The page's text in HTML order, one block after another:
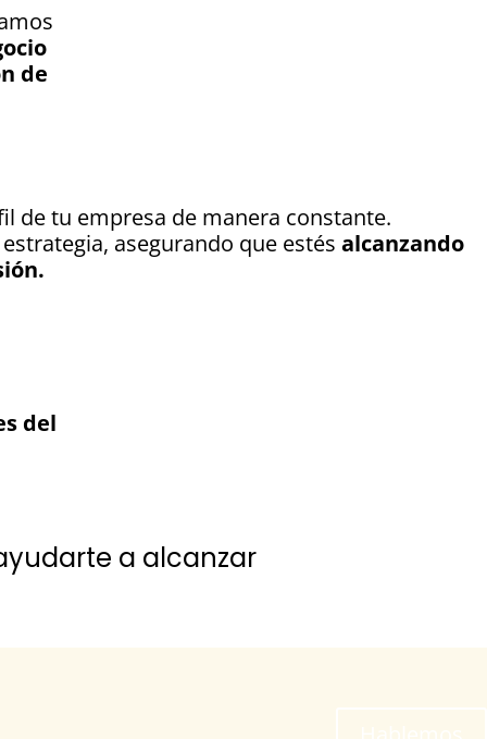
de
de tu empresa de manera constante.
asegurando que estés alcanzando
del
a alcanzar